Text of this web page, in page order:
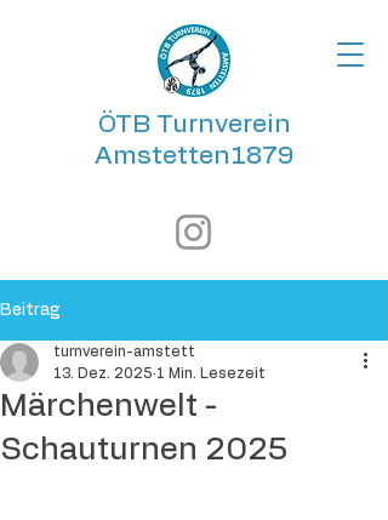
ÖTB Turnverein
Amstetten1879
Beitrag
Märchenwelt -
Schauturnen 2025
turnverein-amstett
13. Dez. 2025 1 Min. Lesezeit